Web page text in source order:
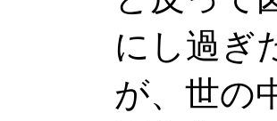
にし過ぎ
が、世の